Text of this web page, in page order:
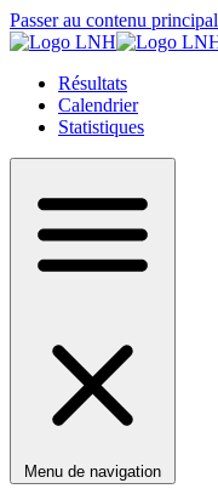
Passer au contenu principal
Résultats
Calendrier
Statistiques
Menu de navigation